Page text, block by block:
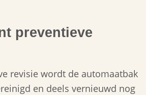
preventieve
revisie wordt de automaatbak
en deels vernieuwd nog